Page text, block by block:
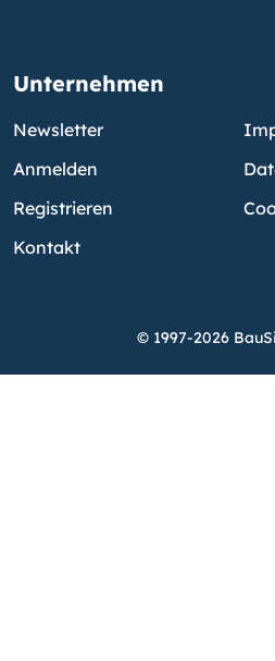
Unternehmen
Newsletter
Anmelden
Registrieren
Kontakt
© 1997-2026